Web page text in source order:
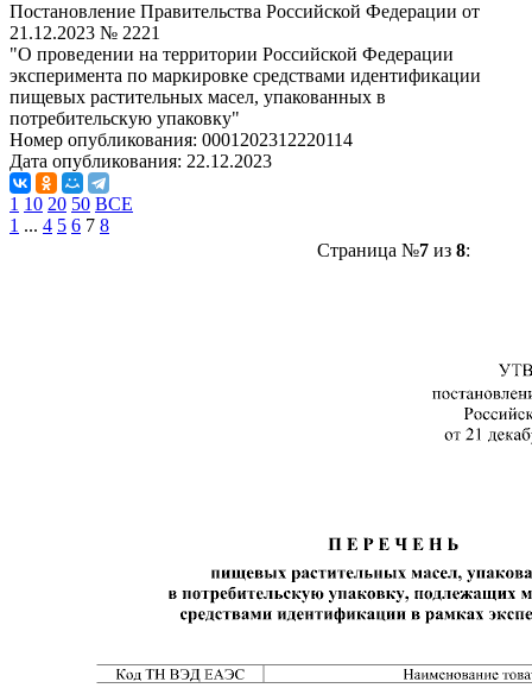
Постановление Правительства Российской Федерации от
21.12.2023 № 2221
"О проведении на территории Российской Федерации
эксперимента по маркировке средствами идентификации
пищевых растительных масел, упакованных в
потребительскую упаковку"
Номер опубликования: 0001202312220114
Дата опубликования: 22.12.2023
1 10 20 50 ВСЕ
1 ... 4 5 6 7 8
Страница №7из 8: